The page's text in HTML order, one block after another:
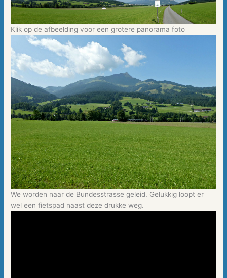
Klik op de afbeelding voor een grotere panorama foto
We worden naar de Bundesstrasse geleid. Gelukkig loopt er
wel een fietspad naast deze drukke weg.